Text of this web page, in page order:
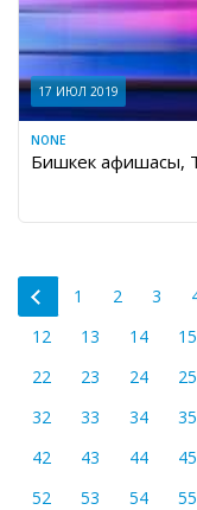
17 ИЮЛ 2019
NONE
Бишкек афишасы,
1 2 3
12
13 14 15
22
23 24 25
32
33 34 35
42
43 44 45
52
53 54 55